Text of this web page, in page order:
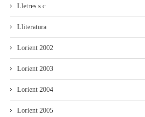
Lletres s.c.
Lliteratura
Lorient 2002
Lorient 2003
Lorient 2004
Lorient 2005